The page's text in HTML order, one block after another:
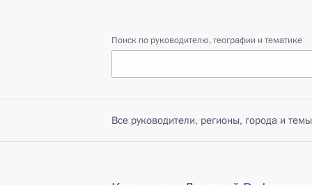
Поиск по руководителю, географии и тематике
Все руководители, регионы, города и темы